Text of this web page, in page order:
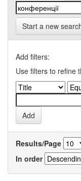
Start a new
Add filters:
Use filters to refine
Results/Page
In order